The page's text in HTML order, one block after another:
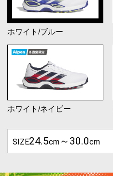
ホワイト/ブルー
ホワイト/ネイビー
SIZE24.5cm ～30.0cm